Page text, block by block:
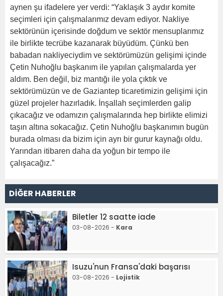
aynen şu ifadelere yer verdi: “Yaklaşık 3 aydır komite
seçimleri için çalışmalarımız devam ediyor. Nakliye
sektörünün içerisinde doğdum ve sektör mensuplarımız
ile birlikte tecrübe kazanarak büyüdüm. Çünkü ben
babadan nakliyeciydim ve sektörümüzün gelişimi içinde
Çetin Nuhoğlu başkanım ile yapılan çalışmalarda yer
aldım. Ben değil, biz mantığı ile yola çıktık ve
sektörümüzün ve de Gaziantep ticaretimizin gelişimi için
güzel projeler hazırladık. İnşallah seçimlerden galip
çıkacağız ve odamızın çalışmalarında hep birlikte elimizi
taşın altına sokacağız. Çetin Nuhoğlu başkanımın bugün
burada olması da bizim için ayrı bir gurur kaynağı oldu.
Yarından itibaren daha da yoğun bir tempo ile
çalışacağız.”
DİĞER HABERLER
Biletler 12 saatte iade
03-08-2026 - Kara
Isuzu'nun Fransa'daki başarısı
03-08-2026 - Lojistik